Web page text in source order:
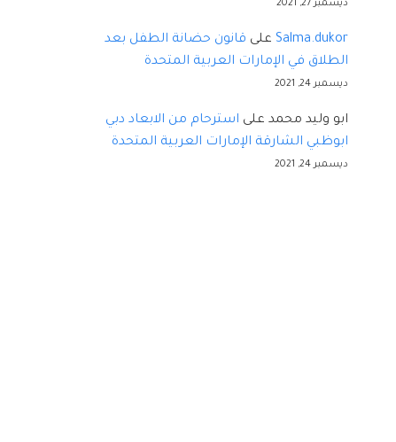
ديسمبر 27, 2021
Salma.dukor على قانون حضانة الطفل بعد
الطلاق في الإمارات العربية المتحدة
ديسمبر 24, 2021
ابو وليد محمد على استرحام من الابعاد دبي
ابوظبي الشارقة الإمارات العربية المتحدة
ديسمبر 24, 2021